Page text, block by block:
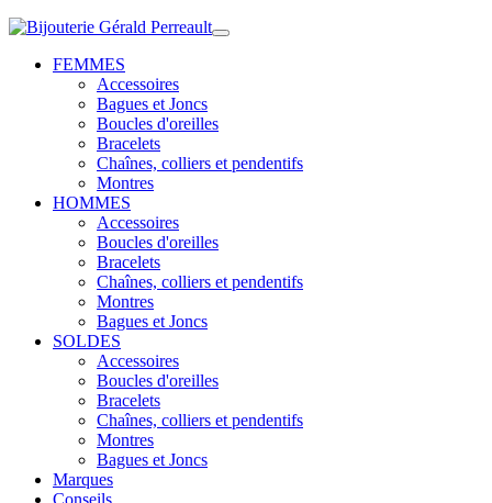
FEMMES
Accessoires
Bagues et Joncs
Boucles d'oreilles
Bracelets
Chaînes, colliers et pendentifs
Montres
HOMMES
Accessoires
Boucles d'oreilles
Bracelets
Chaînes, colliers et pendentifs
Montres
Bagues et Joncs
SOLDES
Accessoires
Boucles d'oreilles
Bracelets
Chaînes, colliers et pendentifs
Montres
Bagues et Joncs
Marques
Conseils